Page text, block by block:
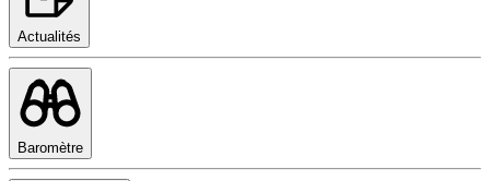
Actualités
Baromètre